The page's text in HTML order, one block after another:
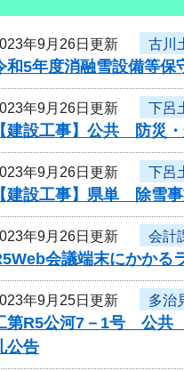
年9月26日更新 古川
和5年度消融雪設備等保
年9月26日更新 下呂
【建設工事】公共 防災
年9月26日更新 下呂
【建設工事】県単 除雪
年9月26日更新 会計
会議端末にかかる
年9月25日更新 多治
第R5公河7－1号 公共
公告